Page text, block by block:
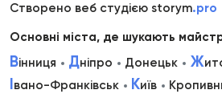
Створено веб студією storym.pro
Основні міста, де шукають
Вінниця Дніпро Донецьк Ж
Івано-Франківськ Київ